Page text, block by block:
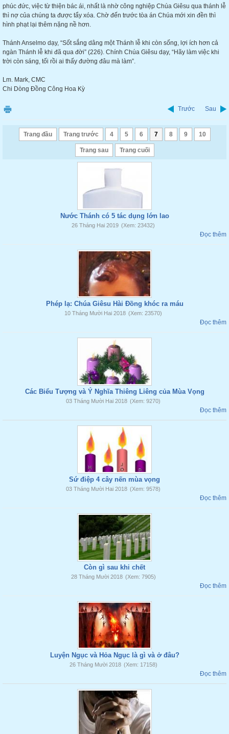
phúc đức, việc từ thiện bác ái, nhất là nhờ công nghiệp Chúa Giêsu qua thánh lễ
thì nợ của chúng ta được tẩy xóa. Chờ đến trước tòa án Chúa mới xin đền thì
hình phạt lại thêm nặng nề hơn.
Thánh Anselmo dạy, “Sốt sắng dâng một Thánh lễ khi còn sống, lợi ích hơn cả
ngàn Thánh lễ khi đã qua đời” (226). Chính Chúa Giêsu dạy, “Hãy làm việc khi
trời còn sáng, tối rồi ai thấy đường đâu mà làm”.
Lm. Mark, CMC
Chi Dòng Đồng Công Hoa Kỳ
Trước Sau
Trang đầu Trang trước 4 5 6 7 8 9 10
Trang sau Trang cuối
Nước Thánh có 5 tác dụng lớn lao
26 Tháng Hai 2019 (Xem: 23432)
Đọc thêm
Phép lạ: Chúa Giêsu Hài Đồng khóc ra máu
10 Tháng Mười Hai 2018 (Xem: 23570)
Đọc thêm
Các Biểu Tượng và Ý Nghĩa Thiêng Liêng của Mùa Vọng
03 Tháng Mười Hai 2018 (Xem: 9270)
Đọc thêm
Sứ điệp 4 cây nến mùa vọng
03 Tháng Mười Hai 2018 (Xem: 9578)
Đọc thêm
Còn gì sau khi chết
28 Tháng Mười 2018 (Xem: 7905)
Đọc thêm
Luyện Ngục và Hỏa Ngục là gì và ở đâu?
26 Tháng Mười 2018 (Xem: 17158)
Đọc thêm